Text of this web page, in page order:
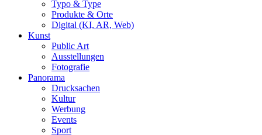
Typo & Type
Produkte & Orte
Digital (KI, AR, Web)
Kunst
Public Art
Ausstellungen
Fotografie
Panorama
Drucksachen
Kultur
Werbung
Events
Sport